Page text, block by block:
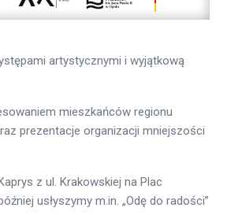
artystycznymi i wyjątkową
mieszkańców regionu
prezentacje organizacji mniejszości
z ul. Krakowskiej na Plac
usłyszymy m.in. „Odę do radości”